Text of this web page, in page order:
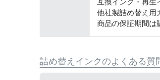
互換インク・再生
他社製詰め替え用
商品の保証期間は
詰め替えインクのよくある質